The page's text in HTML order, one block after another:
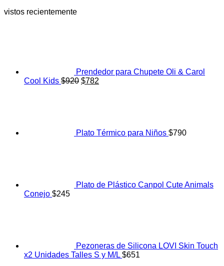
vistos recientemente
Prendedor para Chupete Oli & Carol
Cool Kids $920 El
$782
Plato Térmico para Niños $790
Plato de Plástico Canpol Cute Animals
Conejo $245
Pezoneras de Silicona LOVI Skin Touch
x2 Unidades Talles S y M/L $651